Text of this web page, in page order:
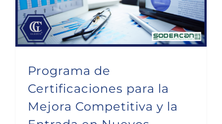
Programa de
Certificaciones para la
Mejora Competitiva y la